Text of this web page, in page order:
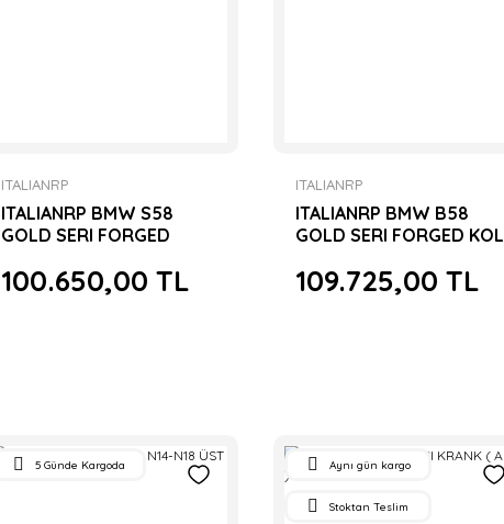
ITALIANRP
ITALIANRP BMW S58
GOLD SERI FORGED
100.650,00 TL
ITALIANRP
ITALIANRP BMW B58
GOLD SERI FORGED KOL
109.725,00 TL
5 Günde Kargoda Aynı gün kargo
Stoktan Teslim